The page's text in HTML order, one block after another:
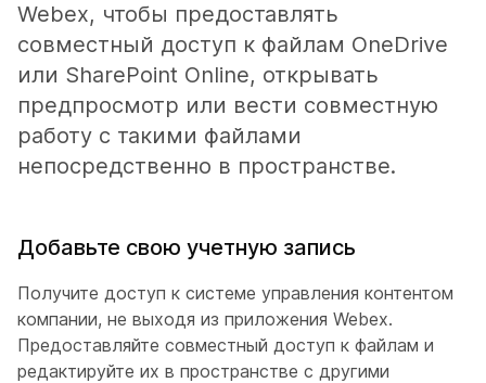
Webex, чтобы предоставлять
совместный доступ к файлам OneDrive
или SharePoint Online, открывать
предпросмотр или вести совместную
работу с такими файлами
непосредственно в пространстве.
Добавьте свою учетную запись
Получите доступ к системе управления контентом
компании, не выходя из приложения Webex.
Предоставляйте совместный доступ к файлам и
редактируйте их в пространстве с другими